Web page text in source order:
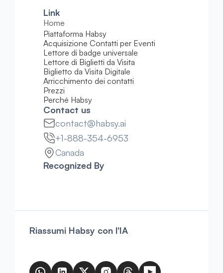
Link
Home
Piattaforma Habsy
Acquisizione Contatti per Eventi
Lettore di badge universale
Lettore di Biglietti da Visita
Biglietto da Visita Digitale
Arricchimento dei contatti
Prezzi
Perché Habsy
Contact us
contact@habsy.ai
+1-888-354-6953
Canada
Recognized By
Riassumi Habsy con l'IA